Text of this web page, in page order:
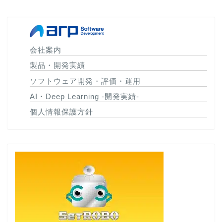
会社案内
製品・開発実績
ソフトウェア開発・評価・運用
AI・Deep Learning -開発実績-
個人情報保護方針